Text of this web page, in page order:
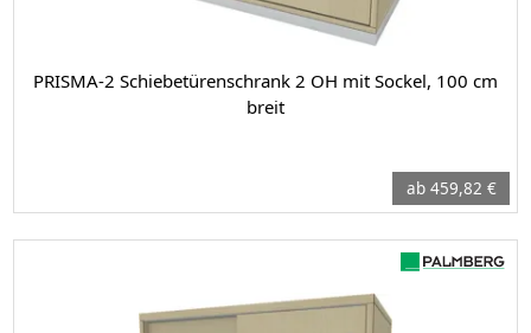
PRISMA-2 Schiebetürenschrank 2 OH mit Sockel, 100 cm
breit
ab 459,82 €